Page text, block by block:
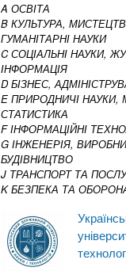
A ОСВІТА
B КУЛЬТУРА,
ГУМАНІТАРНІ НАУКИ
C СОЦІАЛЬНІ НАУКИ,
ІНФОРМАЦІЯ
D БІЗНЕС,
E ПРИРОДНИЧІ НАУКИ,
СТАТИСТИКА
F ІНФОРМАЦІЙНІ
G ІНЖЕНЕРІЯ,
БУДІВНИЦТВО
J ТРАНСПОРТ ТА
K БЕЗПЕКА ТА